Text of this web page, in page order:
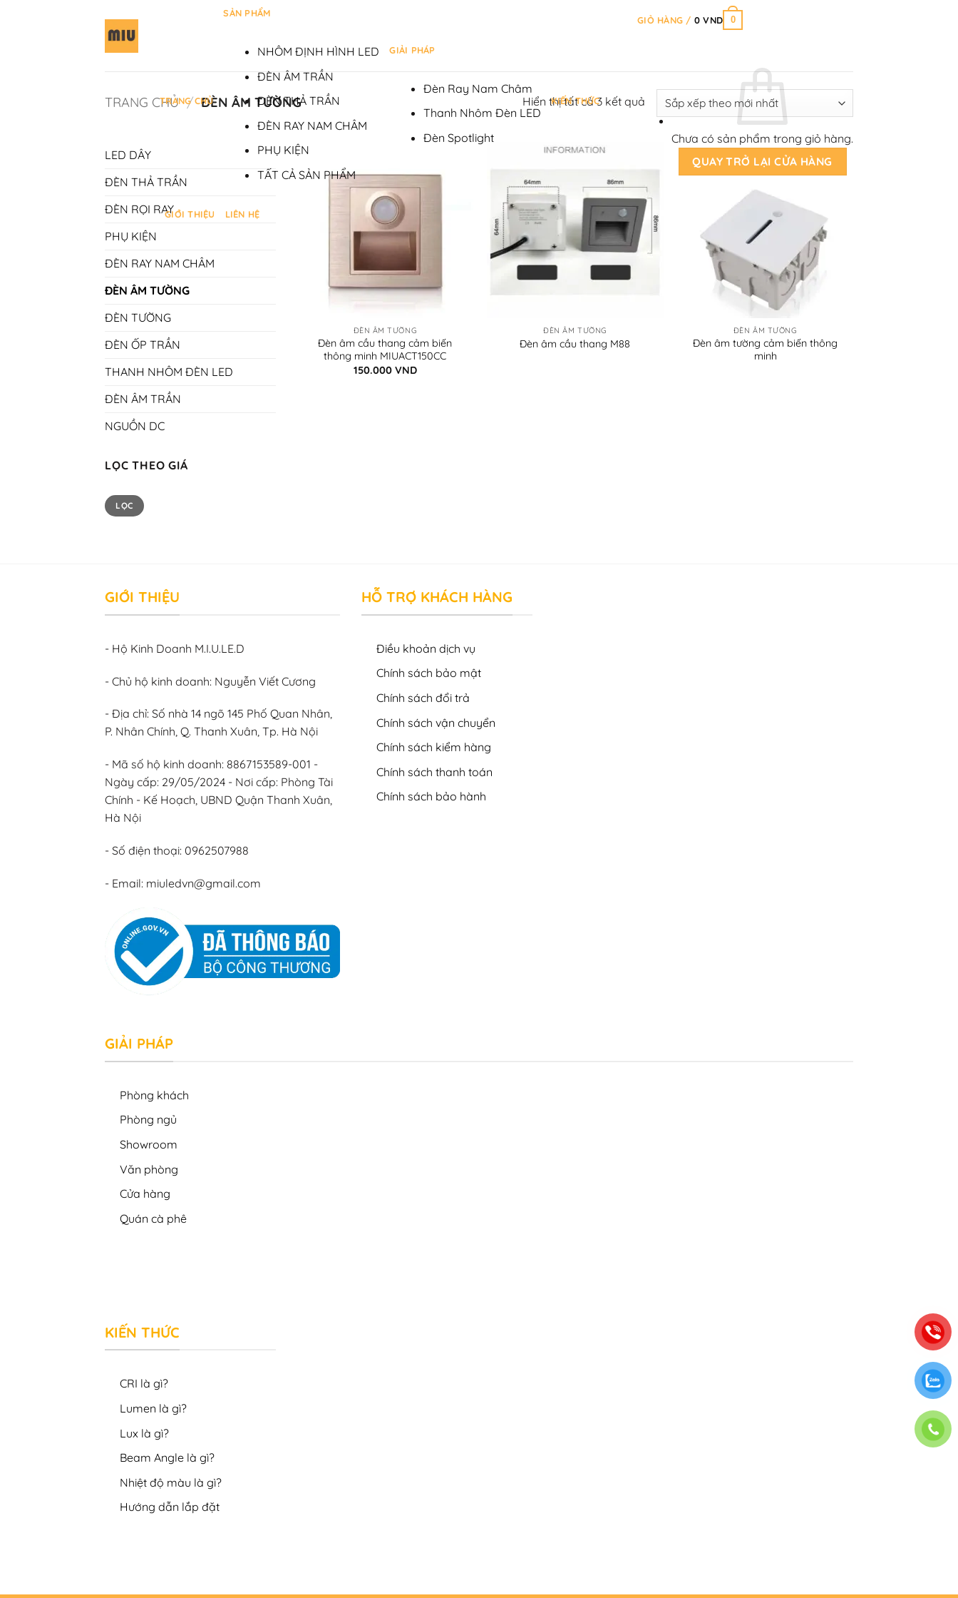
TRANG CHỦ
SẢN PHẨM
NHÔM ĐỊNH HÌNH LED
ĐÈN ÂM TRẦN
ĐÈN THẢ TRẦN
ĐÈN RAY NAM CHÂM
PHỤ KIỆN
TẤT CẢ SẢN PHẨM
GIẢI PHÁP
Đèn Ray Nam Châm
Thanh Nhôm Đèn LED
Đèn Spotlight
KIẾN THỨC
GIỚI THIỆU LIÊN HỆ
GIỎ HÀNG / 0VND 0
Chưa có sản phẩm trong giỏ hàng.
QUAY TRỞ LẠI CỬA HÀNG
TRANG CHỦ / ĐÈN ÂM TƯỜNG Hiển thị tất cả 3 kết quảĐã
sắp
mới
nhất
LED DÂY
ĐÈN THẢ TRẦN
ĐÈN RỌI RAY
PHỤ KIỆN
ĐÈN RAY NAM CHÂM
ĐÈN ÂM TƯỜNG
ĐÈN TƯỜNG
ĐÈN ỐP TRẦN
THANH NHÔM ĐÈN LED
ĐÈN ÂM TRẦN
NGUỒN DC
LỌC THEO GIÁ
Giá
tối
thiểu
Giá
tối
đa
LỌC
ĐÈN ÂM TƯỜNG
Đèn âm cầu thang cảm biến
thông minh MIUACT150CC
150.000 VND
ĐÈN ÂM TƯỜNG
Đèn âm cầu thang M88
ĐÈN ÂM TƯỜNG
Đèn âm tường cảm biến thông
minh
GIỚI THIỆU
- Hộ Kinh Doanh M.I.U.LE.D
- Chủ hộ kinh doanh: Nguyễn Viết Cương
- Địa chỉ: Số nhà 14 ngõ 145 Phố Quan Nhân,
P. Nhân Chính, Q. Thanh Xuân, Tp. Hà Nội
- Mã số hộ kinh doanh: 8867153589-001 -
Ngày cấp: 29/05/2024 - Nơi cấp: Phòng Tài
Chính - Kế Hoạch, UBND Quận Thanh Xuân,
Hà Nội
- Số điện thoại: 0962507988
- Email: miuledvn@gmail.com
HỖ TRỢ KHÁCH HÀNG
Điều khoản dịch vụ
Chính sách bảo mật
Chính sách đổi trả
Chính sách vận chuyển
Chính sách kiểm hàng
Chính sách thanh toán
Chính sách bảo hành
GIẢI PHÁP
Phòng khách
Phòng ngủ
Showroom
Văn phòng
Cửa hàng
Quán cà phê
KIẾN THỨC
CRI là gì?
Lumen là gì?
Lux là gì?
Beam Angle là gì?
Nhiệt độ màu là gì?
Hướng dẫn lắp đặt